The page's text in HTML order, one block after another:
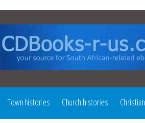
Town histories Church histories Christian